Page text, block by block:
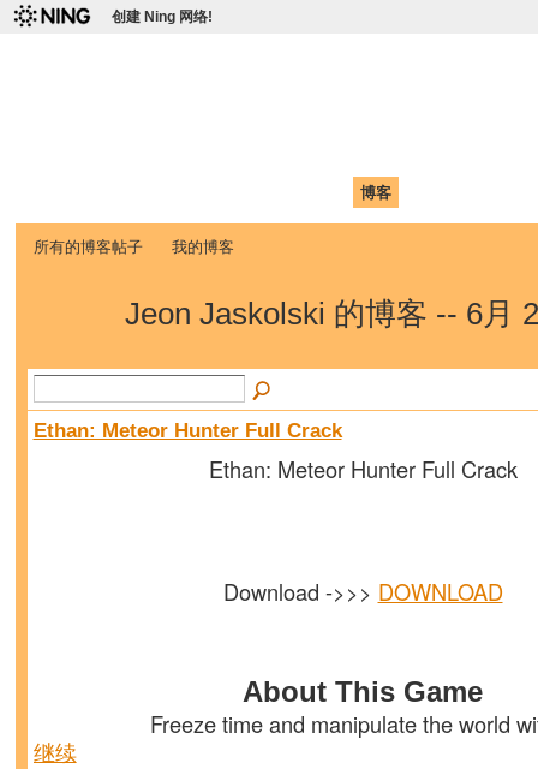
创建 Ning 网络!
博客
所有的博客帖子 我的博客
Jeon Jaskolski 的博客 -- 6月
Ethan: Meteor Hunter Full Crack
Ethan: Meteor Hunter Full Crack
Download ->>> DOWNLOAD
About This Game
Freeze time and manipulate the world
继续